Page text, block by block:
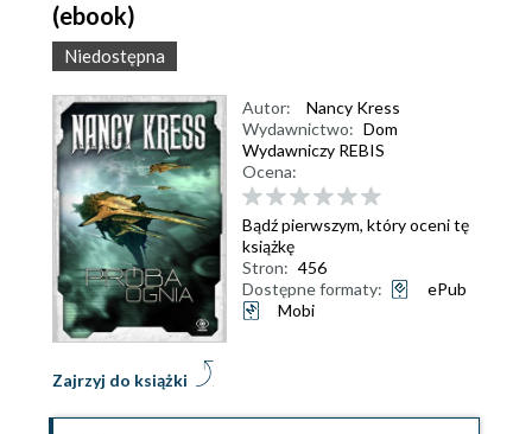
(ebook)
Niedostępna
Zajrzyj do książki
Autor:
Nancy Kress
Wydawnictwo: Dom
Wydawniczy REBIS
Ocena:
Bądź pierwszym, który oceni tę
książkę
Stron: 456
Dostępne formaty:
ePub
Mobi